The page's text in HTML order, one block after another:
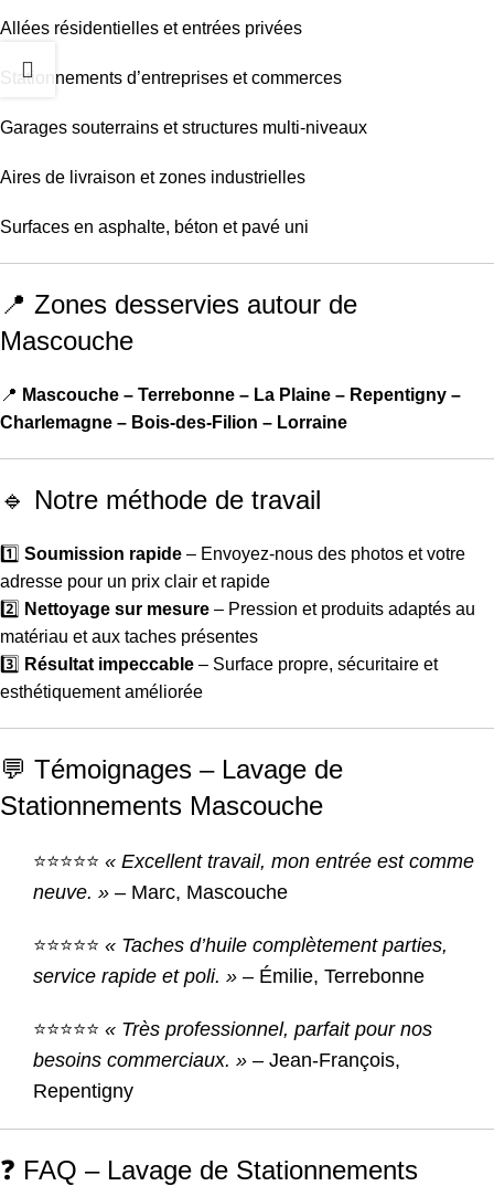
Allées résidentielles et entrées privées
Stationnements d’entreprises et commerces
Garages souterrains et structures multi-niveaux
Aires de livraison et zones industrielles
Surfaces en asphalte, béton et pavé uni
📍 Zones desservies autour de
Mascouche
📍 Mascouche – Terrebonne – La Plaine – Repentigny –
Charlemagne – Bois-des-Filion – Lorraine
🔹 Notre méthode de travail
1️⃣ Soumission rapide – Envoyez-nous des photos et votre
adresse pour un prix clair et rapide
2️⃣ Nettoyage sur mesure – Pression et produits adaptés au
matériau et aux taches présentes
3️⃣ Résultat impeccable – Surface propre, sécuritaire et
esthétiquement améliorée
💬 Témoignages – Lavage de
Stationnements Mascouche
⭐⭐⭐⭐⭐ « Excellent travail, mon entrée est comme
neuve. » – Marc, Mascouche
⭐⭐⭐⭐⭐ « Taches d’huile complètement parties,
service rapide et poli. » – Émilie, Terrebonne
⭐⭐⭐⭐⭐ « Très professionnel, parfait pour nos
besoins commerciaux. » – Jean-François,
Repentigny
❓ FAQ – Lavage de Stationnements